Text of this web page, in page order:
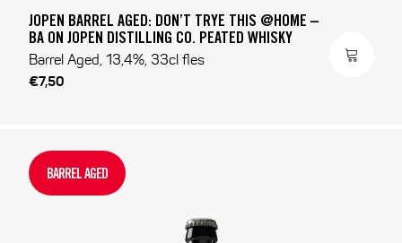
JOPEN BARREL AGED: DON’T TRYE THIS @HOME –
BA ON JOPEN DISTILLING CO. PEATED WHISKY
Barrel Aged, 13,4%, 33cl fles
€7,50
BARREL AGED